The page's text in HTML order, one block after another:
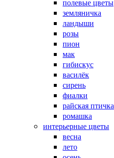
земляничка
ландыши
розы
пион
мак
гибискус
василёк
сирень
фиалки
райская птичка
ромашка
интерьерные цветы
весна
лето